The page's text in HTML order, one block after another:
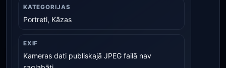
KATEGORIJAS
Portreti, Kāzas
EXIF
Kameras dati publiskajā JPEG failā nav